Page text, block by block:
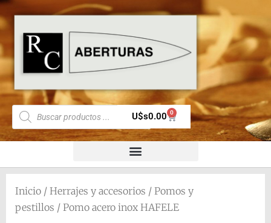
U$s0.00 0
Inicio / Herrajes y accesorios / Pomos y
pestillos / Pomo acero inox HAFELE